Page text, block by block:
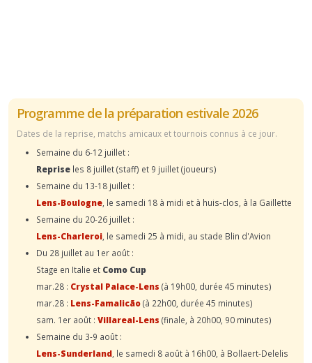
Programme de la préparation estivale 2026
Dates de la reprise, matchs amicaux et tournois connus à ce jour.
Semaine du 6-12 juillet :
Reprise les 8 juillet (staff) et 9 juillet (joueurs)
Semaine du 13-18 juillet :
Lens-Boulogne , le samedi 18 à midi et à huis-clos, à la Gaillette
Semaine du 20-26 juillet :
Lens-Charleroi , le samedi 25 à midi, au stade Blin d'Avion
Du 28 juillet au 1er août :
Stage en Italie et Como Cup
mar.28 : Crystal Palace-Lens (à 19h00, durée 45 minutes)
mar.28 : Lens-Famalicão(à 22h00, durée 45 minutes)
sam. 1er août : Villareal-Lens (finale, à 20h00, 90 minutes)
Semaine du 3-9 août :
Lens-Sunderland , le samedi 8 août à 16h00, à Bollaert-Delelis